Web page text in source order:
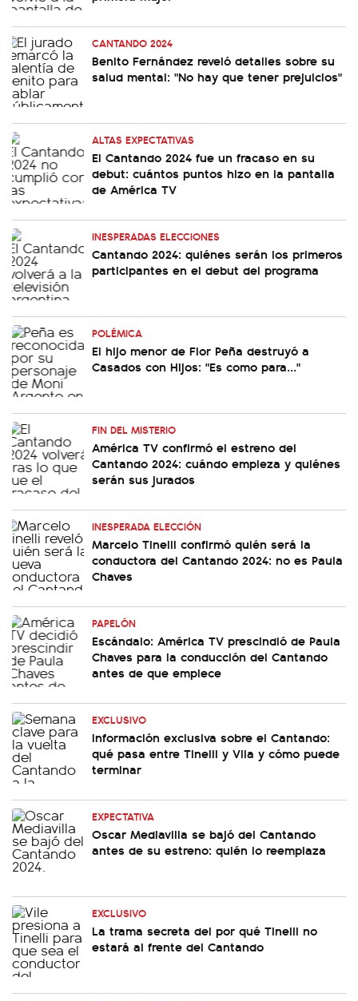
CANTANDO 2024
Benito Fernández reveló detalles sobre su
salud mental: "No hay que tener prejuicios"
ALTAS EXPECTATIVAS
El Cantando 2024 fue un fracaso en su
debut: cuántos puntos hizo en la pantalla
de América TV
INESPERADAS ELECCIONES
Cantando 2024: quiénes serán los primeros
participantes en el debut del programa
POLÉMICA
El hijo menor de Flor Peña destruyó a
Casados con Hijos: "Es como para..."
FIN DEL MISTERIO
América TV confirmó el estreno del
Cantando 2024: cuándo empieza y quiénes
serán sus jurados
INESPERADA ELECCIÓN
Marcelo Tinelli confirmó quién será la
conductora del Cantando 2024: no es Paula
Chaves
PAPELÓN
Escándalo: América TV prescindió de Paula
Chaves para la conducción del Cantando
antes de que empiece
EXCLUSIVO
Información exclusiva sobre el Cantando:
qué pasa entre Tinelli y Vila y cómo puede
terminar
EXPECTATIVA
Oscar Mediavilla se bajó del Cantando
antes de su estreno: quién lo reemplaza
EXCLUSIVO
La trama secreta del por qué Tinelli no
estará al frente del Cantando